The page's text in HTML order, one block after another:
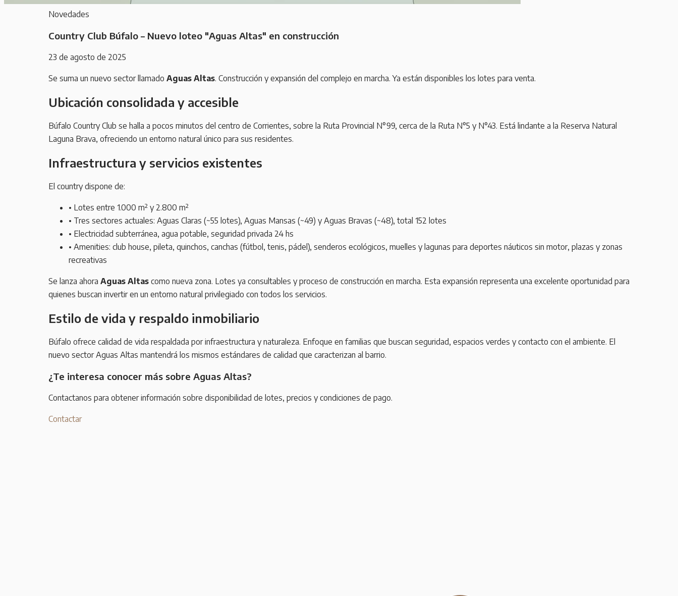
Novedades
Country Club Búfalo – Nuevo loteo "Aguas Altas" en construcción
23 de agosto de 2025
Se suma un nuevo sector llamado Aguas Altas. Construcción y expansión del complejo en marcha. Ya están disponibles los lotes para venta.
Ubicación consolidada y accesible
Búfalo Country Club se halla a pocos minutos del centro de Corrientes, sobre la Ruta Provincial N°99, cerca de la Ruta N°5 y N°43. Está lindante a la Reserva Natural
Laguna Brava, ofreciendo un entorno natural único para sus residentes.
Infraestructura y servicios existentes
El country dispone de:
• Lotes entre 1.000 m² y 2.800 m²
• Tres sectores actuales: Aguas Claras (~55 lotes), Aguas Mansas (~49) y Aguas Bravas (~48), total 152 lotes
• Electricidad subterránea, agua potable, seguridad privada 24 hs
• Amenities: club house, pileta, quinchos, canchas (fútbol, tenis, pádel), senderos ecológicos, muelles y lagunas para deportes náuticos sin motor, plazas y zonas
recreativas
Se lanza ahora Aguas Altas como nueva zona. Lotes ya consultables y proceso de construcción en marcha. Esta expansión representa una excelente oportunidad para
quienes buscan invertir en un entorno natural privilegiado con todos los servicios.
Estilo de vida y respaldo inmobiliario
Búfalo ofrece calidad de vida respaldada por infraestructura y naturaleza. Enfoque en familias que buscan seguridad, espacios verdes y contacto con el ambiente. El
nuevo sector Aguas Altas mantendrá los mismos estándares de calidad que caracterizan al barrio.
¿Te interesa conocer más sobre Aguas Altas?
Contactanos para obtener información sobre disponibilidad de lotes, precios y condiciones de pago.
Contactar